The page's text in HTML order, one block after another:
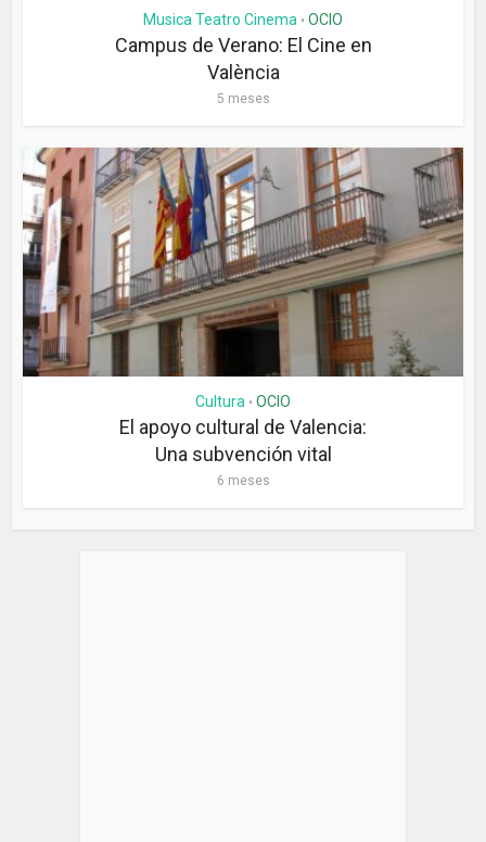
Musica Teatro Cinema • OCIO
Campus de Verano: El Cine en
València
5 meses
Cultura • OCIO
El apoyo cultural de Valencia:
Una subvención vital
6 meses